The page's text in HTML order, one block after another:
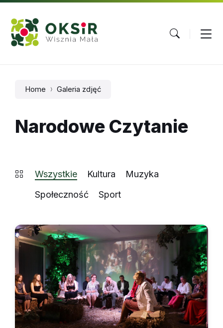
Skip
content
Skip
main
navigation
Skip
footer
Home Galeria zdjęć
Narodowe Czytanie
Wszystkie Kultura
Muzyka
Społeczność
Sport